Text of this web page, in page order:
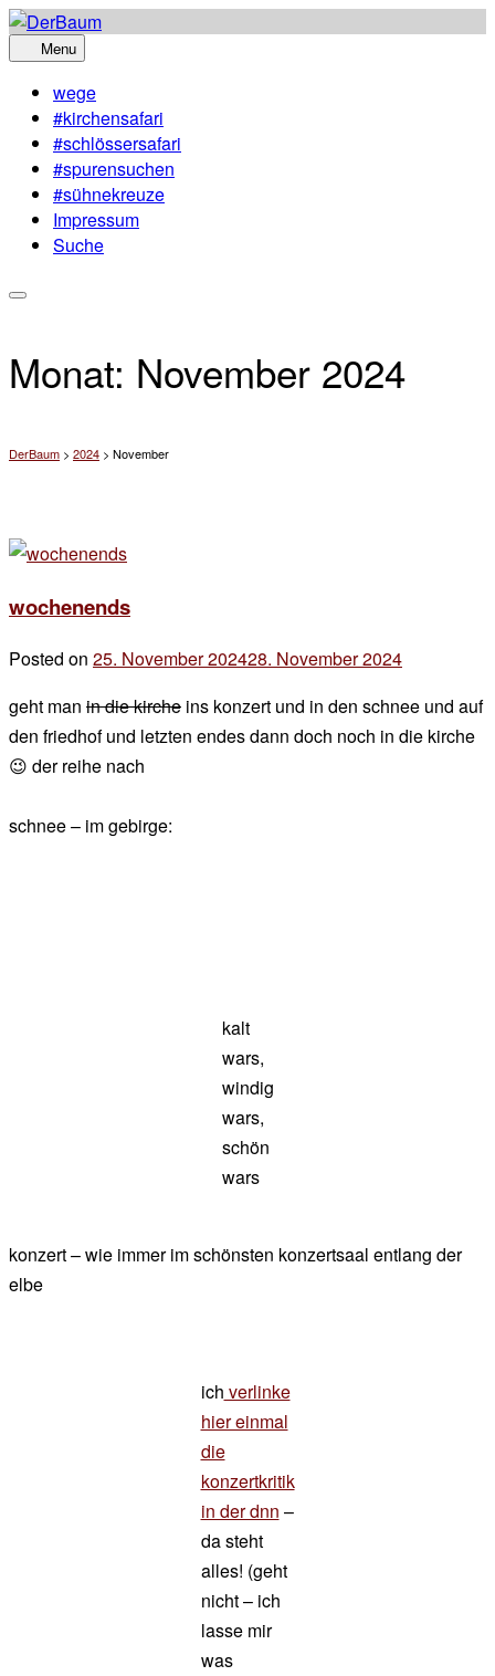
Skip
to
Menu
wege
#kirchensafari
#schlössersafari
#spurensuchen
#sühnekreuze
Impressum
Suche
Monat: November 2024
DerBaum > 2024 > November
wochenends
Posted on 25. November 202428. November 2024
chef
geht man in die kirche ins konzert und in den schnee und auf
den friedhof und letzten endes dann doch noch in die kirche
😉 der reihe nach
schnee – im gebirge:
kalt
wars,
windig
wars,
schön
wars
konzert – wie immer im schönsten konzertsaal entlang der
elbe
ich verlinke
hier einmal
die
konzertkritik
in der dnn –
da steht
alles! (geht
nicht – ich
lasse mir
was